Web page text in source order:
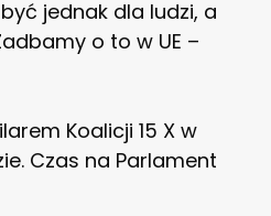
jednak dla ludzi, a
o to w UE –
Koalicji 15 X w
Czas na Parlament